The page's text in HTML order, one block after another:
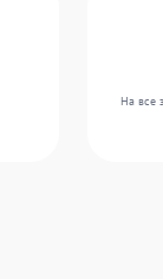
На все